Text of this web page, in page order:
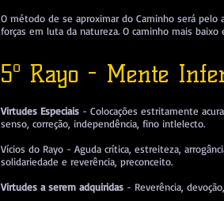
O método de se aproximar do Caminho será
forças em luta da natureza. O caminho mais
5º Rayo - Mente
Virtudes Especiais - Colocações estritamente
senso, correção, independência, fino intlelecto.
Vícios do Rayo - Aguda crítica, estreiteza,
solidariedade e reverência, preconceito.
Virtudes a serem adquiridas - Reverência,